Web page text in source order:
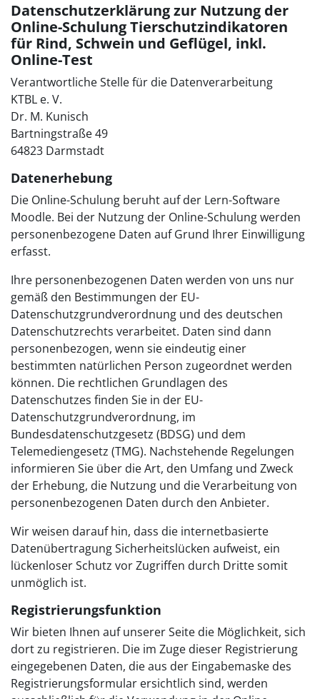
Datenschutzerklärung zur Nutzung der
Online-Schulung Tierschutzindikatoren
für Rind, Schwein und Geflügel, inkl.
Online-Test
Verantwortliche Stelle für die Datenverarbeitung
KTBL e. V.
Dr. M. Kunisch
Bartningstraße 49
64823 Darmstadt
Datenerhebung
Die Online-Schulung beruht auf der Lern-Software
Moodle. Bei der Nutzung der Online-Schulung werden
personenbezogene Daten auf Grund Ihrer Einwilligung
erfasst.
Ihre personenbezogenen Daten werden von uns nur
gemäß den Bestimmungen der EU-
Datenschutzgrundverordnung und des deutschen
Datenschutzrechts verarbeitet. Daten sind dann
personenbezogen, wenn sie eindeutig einer
bestimmten natürlichen Person zugeordnet werden
können. Die rechtlichen Grundlagen des
Datenschutzes finden Sie in der EU-
Datenschutzgrundverordnung, im
Bundesdatenschutzgesetz (BDSG) und dem
Telemediengesetz (TMG). Nachstehende Regelungen
informieren Sie über die Art, den Umfang und Zweck
der Erhebung, die Nutzung und die Verarbeitung von
personenbezogenen Daten durch den Anbieter.
Wir weisen darauf hin, dass die internetbasierte
Datenübertragung Sicherheitslücken aufweist, ein
lückenloser Schutz vor Zugriffen durch Dritte somit
unmöglich ist.
Registrierungsfunktion
Wir bieten Ihnen auf unserer Seite die Möglichkeit, sich
dort zu registrieren. Die im Zuge dieser Registrierung
eingegebenen Daten, die aus der Eingabemaske des
Registrierungsformular ersichtlich sind, werden